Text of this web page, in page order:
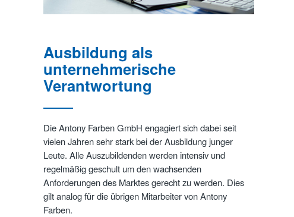
Ausbildung als
unternehmerische
Verantwortung
Die Antony Farben GmbH engagiert sich dabei seit
vielen Jahren sehr stark bei der Ausbildung junger
Leute. Alle Auszubildenden werden intensiv und
regelmäßig geschult um den wachsenden
Anforderungen des Marktes gerecht zu werden. Dies
gilt analog für die übrigen Mitarbeiter von Antony
Farben.